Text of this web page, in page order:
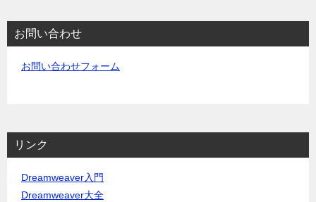
お問い合わせ
お問い合わせフォーム
リンク
Dreamweaver入門
Dreamweaver大全